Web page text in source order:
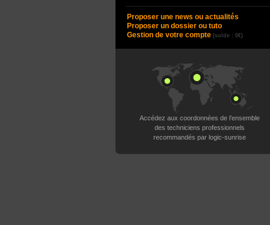
Proposer une news ou actualités
Proposer un dossier ou tuto
Gestion de votre compte (solde : 0€)
Accédez aux coordonnées de l’ensemble
des techniciens professionnels
recommandés par logic-sunrise